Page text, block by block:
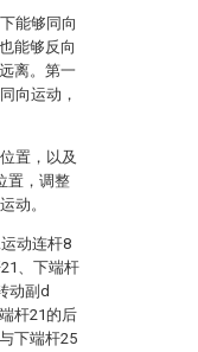
能够同向
能够反向
离。第一
向运动，
置，以及
置，调整
动。
动连杆8
、下端杆
动副d
杆21的后
下端杆25